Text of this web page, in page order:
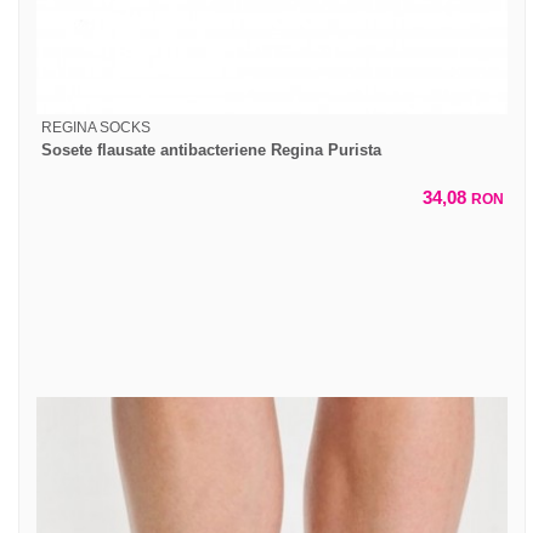
REGINA SOCKS
Sosete flausate antibacteriene Regina Purista
34,08 RON